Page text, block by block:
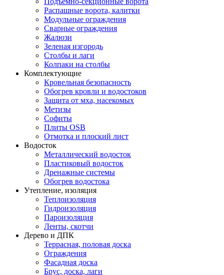
Распашные ворота, калитки
Модульные ограждения
Сварные ограждения
Жалюзи
Зеленая изгородь
Столбы и лаги
Колпаки на столбы
Комплектующие
Кровельная безопасность
Обогрев кровли и водостоков
Защита от мха, насекомых
Метизы
Софиты
Плиты OSB
Отмотка и плоский лист
Водосток
Металлический водосток
Пластиковый водосток
Дренажные системы
Обогрев водостока
Утепление, изоляция
Теплоизоляция
Гидроизоляция
Пароизоляция
Ленты, скотчи
Дерево и ДПК
Террасная, половая доска
Ограждения
Фасадная доска
Брус, доска, лаги